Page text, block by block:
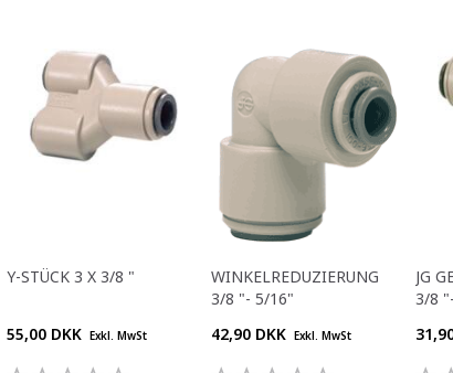
Y-STÜCK 3 X 3/8 "
55,00 DKK Exkl. MwSt
WINKELREDUZIERUNG
3/8 "- 5/16"
42,90 DKK Exkl. MwSt
JG
3/8